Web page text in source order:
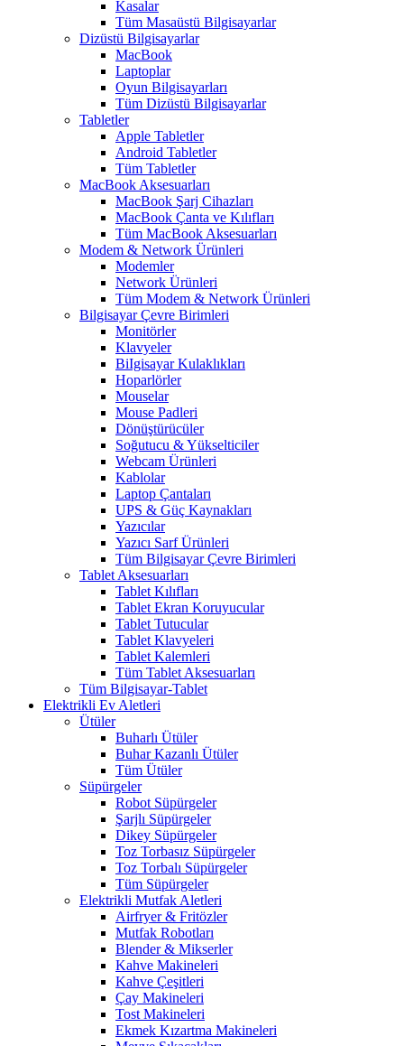
Kasalar
Tüm Masaüstü Bilgisayarlar
Dizüstü Bilgisayarlar
MacBook
Laptoplar
Oyun Bilgisayarları
Tüm Dizüstü Bilgisayarlar
Tabletler
Apple Tabletler
Android Tabletler
Tüm Tabletler
MacBook Aksesuarları
MacBook Şarj Cihazları
MacBook Çanta ve Kılıfları
Tüm MacBook Aksesuarları
Modem & Network Ürünleri
Modemler
Network Ürünleri
Tüm Modem & Network Ürünleri
Bilgisayar Çevre Birimleri
Monitörler
Klavyeler
BiIgisayar Kulaklıkları
Hoparlörler
Mouselar
Mouse Padleri
Dönüştürücüler
Soğutucu & Yükselticiler
Webcam Ürünleri
Kablolar
Laptop Çantaları
UPS & Güç Kaynakları
Yazıcılar
Yazıcı Sarf Ürünleri
Tüm Bilgisayar Çevre Birimleri
Tablet Aksesuarları
Tablet Kılıfları
Tablet Ekran Koruyucular
Tablet Tutucular
Tablet Klavyeleri
Tablet Kalemleri
Tüm Tablet Aksesuarları
Tüm Bilgisayar-Tablet
Elektrikli Ev Aletleri
Ütüler
Buharlı Ütüler
Buhar Kazanlı Ütüler
Tüm Ütüler
Süpürgeler
Robot Süpürgeler
Şarjlı Süpürgeler
Dikey Süpürgeler
Toz Torbasız Süpürgeler
Toz Torbalı Süpürgeler
Tüm Süpürgeler
Elektrikli Mutfak Aletleri
Airfryer & Fritözler
Mutfak Robotları
Blender & Mikserler
Kahve Makineleri
Kahve Çeşitleri
Çay Makineleri
Tost Makineleri
Ekmek Kızartma Makineleri